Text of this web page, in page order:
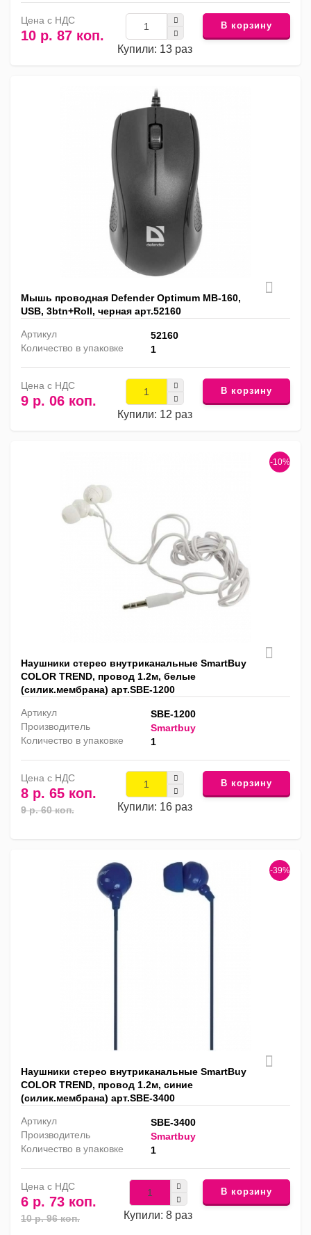
Цена с НДС
10 р. 87 коп.
Купили: 13 раз
В корзину
Мышь проводная Defender Optimum MB-160,
USB, 3btn+Roll, черная арт.52160
Артикул
52160
Количество в упаковке
1
Цена с НДС
9 р. 06 коп.
Купили: 12 раз
В корзину
-10%
Наушники стерео внутриканальные SmartBuy
COLOR TREND, провод 1.2м, белые
(силик.мембрана) арт.SBE-1200
Артикул
SBE-1200
Производитель
Smartbuy
Количество в упаковке
1
Цена с НДС
8 р. 65 коп.
9 р. 60 коп. Купили: 16 раз
В корзину
-39%
Наушники стерео внутриканальные SmartBuy
COLOR TREND, провод 1.2м, синие
(силик.мембрана) арт.SBE-3400
Артикул
SBE-3400
Производитель
Smartbuy
Количество в упаковке
1
Цена с НДС
6 р. 73 коп.
10 р. 96 коп. Купили: 8 раз
В корзину